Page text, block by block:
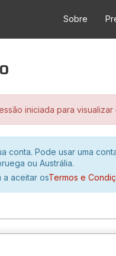
Sobre
iniciada para visualizar
conta. Pode usar uma
ou Austrália.
a aceitar osTermos e